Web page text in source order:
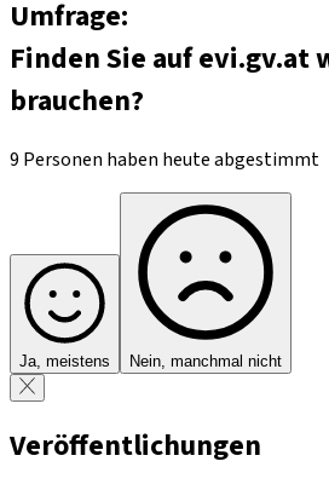
Umfrage:
Finden Sie auf evi.gv.at
brauchen?
9 Personen haben heute abgestimmt
Ja, meistens Nein, manchmal nicht
Veröffentlichungen